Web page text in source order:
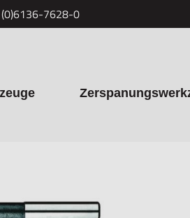
7628-0